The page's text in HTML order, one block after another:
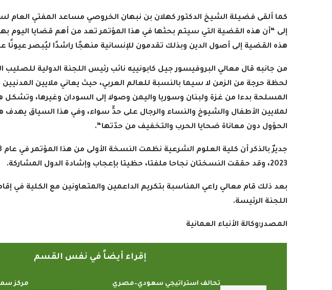
كما ألقى فضيلة الشيخ الدكتور كهلان بن نبهان الخروصي مساعد المفتي العام
إلى “أن هذه القضية التي سيتم بحثها في هذا المؤتمر تعد من أهم قضايا اليوم بهذا
هذه القضية إلى أصول الدين وبذلك تقدمون للإنسانية منهجًا راشدًا ليُبصر عيونًا
من جانبه قال معالي البروفيسور جيل كابونييه نائب رئيس اللجنة الدولية للصليب
لحظة حرجة من الزمن لا سيما بالنسبة للعالم العربي، حيث يعاني ملايين المدنيين
المسلحة بدءا من غزة ولبنان وسوريا واليمن وصولا إلى السودان وغيرها، وتشكل
لملايين الأطفال والشيوخ والنساء والرجال على حدٍّ سواء، وفي هذا السياق يهدف
الحؤول دون معاناة ضحايا الحرب والتخفيف من حدّتها“.
2023، وقد حققت النسختان نجاحا ملفتا، حظيتا بإعجاب وإشادة الدول المشاركة
.
بعد ذلك قام معالي راعي المناسبة بتكريم الداعمين والمتعاونين مع الكلية في
اللجنة الرئيسة.
المصدر:وكالة الأنباء العمانية
إقراء أيضاً في نفس القسم
تحالف استراتيجي سعودي–مصري
مركز